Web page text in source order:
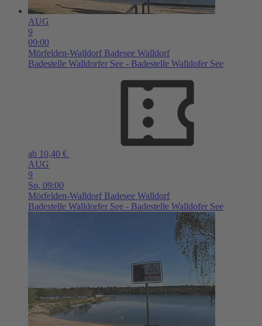
AUG
9
09:00
Mörfelden-Walldorf Badesee Walldorf
Badestelle Walldorfer See - Badestelle Walldofer See
ab 10,40 €
AUG
9
So, 09:00
Mörfelden-Walldorf Badesee Walldorf
Badestelle Walldorfer See - Badestelle Walldofer See